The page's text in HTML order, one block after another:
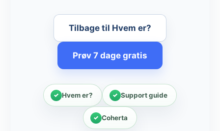
Tilbage til Hvem er?
Prøv 7 dage gratis
Hvem er? Support guide
Coherta